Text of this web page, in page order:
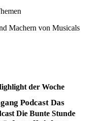
Machern von Musicals
der Woche
Podcast Das
Die Bunte Stunde